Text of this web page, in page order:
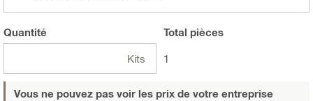
Quantité
Kits
Total pièces
1
Vous ne pouvez pas voir les prix de votre entreprise